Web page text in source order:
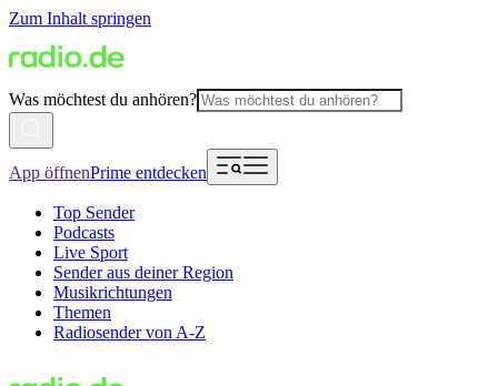
Zum Inhalt springen
Was möchtest du anhören?
App öffnenPrime entdecken
Top Sender
Podcasts
Live Sport
Sender aus deiner Region
Musikrichtungen
Themen
Radiosender von A-Z